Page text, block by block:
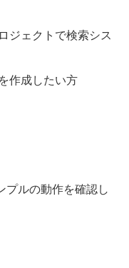
ジェクトで検索シス
作成したい方
ルの動作を確認し